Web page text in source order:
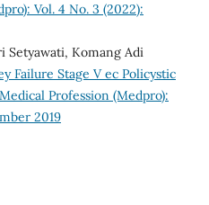
Vol. 4 No. 3 (2022):
Setyawati, Komang Adi
Failure Stage V ec Policystic
Profession (Medpro):
2019